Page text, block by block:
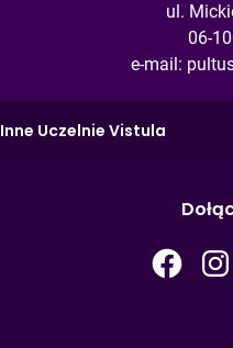
ul.
06-
e-mail:
Inne Uczelnie Vistula